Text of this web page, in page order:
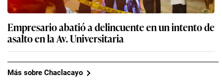
Empresario abatió a delincuente en un intento de
asalto en la Av. Universitaria
Más sobre Chaclacayo